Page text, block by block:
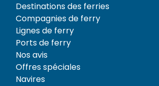
Destinations des ferries
Compagnies de ferry
Lignes de ferry
Ports de ferry
Nos avis
Offres spéciales
Navires